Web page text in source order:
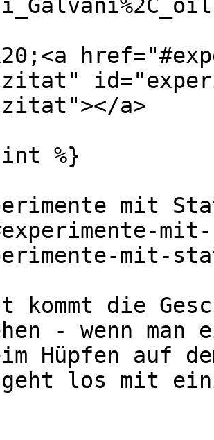
a>
%}
mit
mit-
kommt die
- wenn
Hüpfen auf
los mit